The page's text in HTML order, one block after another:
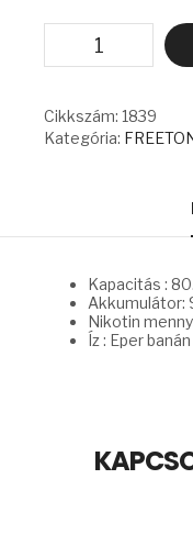
LUMINEX
-
BANANA
mennyiség
Cikkszám: 1839
Kategória:
Kapacitás :
Akkumulátor:
Nikotin
Íz : Eper banán